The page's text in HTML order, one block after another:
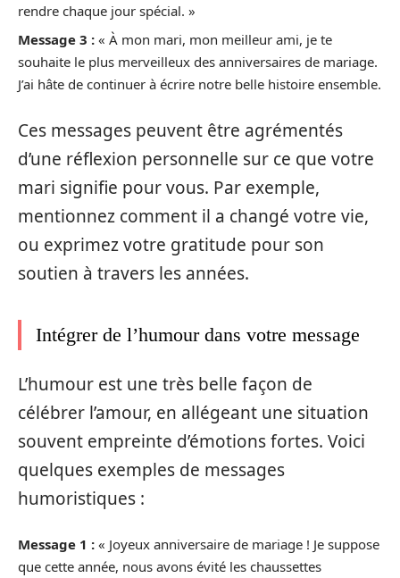
rendre chaque jour spécial. »
Message 3 : « À mon mari, mon meilleur ami, je te
souhaite le plus merveilleux des anniversaires de mariage.
J’ai hâte de continuer à écrire notre belle histoire ensemble.
Ces messages peuvent être agrémentés
d’une réflexion personnelle sur ce que votre
mari signifie pour vous. Par exemple,
mentionnez comment il a changé votre vie,
ou exprimez votre gratitude pour son
soutien à travers les années.
Intégrer de l’humour dans votre message
L’humour est une très belle façon de
célébrer l’amour, en allégeant une situation
souvent empreinte d’émotions fortes. Voici
quelques exemples de messages
humoristiques :
Message 1 : « Joyeux anniversaire de mariage ! Je suppose
que cette année, nous avons évité les chaussettes